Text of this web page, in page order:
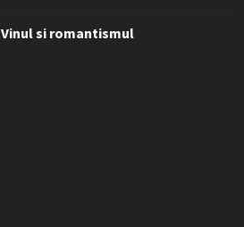
Vinul si romantismul